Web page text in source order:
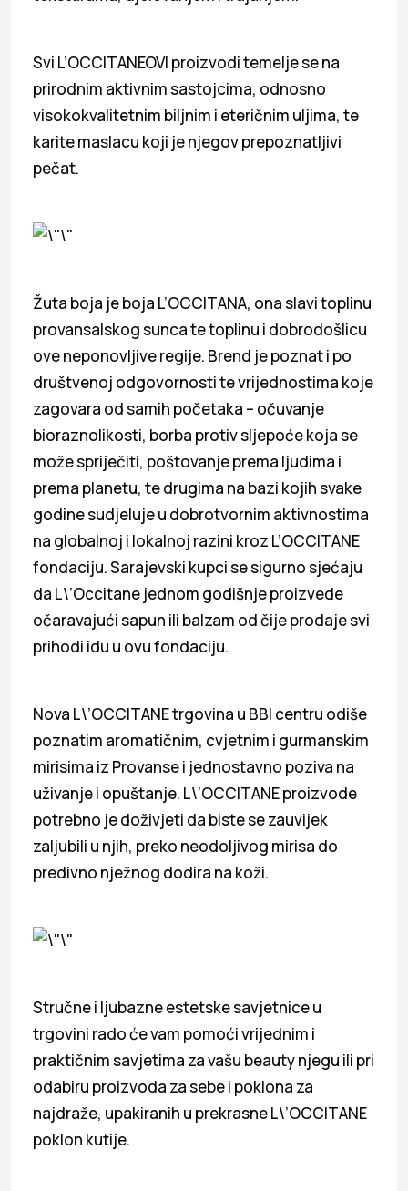
Svi L’OCCITANEOVI proizvodi temelje se na
prirodnim aktivnim sastojcima, odnosno
visokokvalitetnim biljnim i eteričnim uljima, te
karite maslacu koji je njegov prepoznatljivi
pečat.
Žuta boja je boja L’OCCITANA, ona slavi toplinu
provansalskog sunca te toplinu i dobrodošlicu
ove neponovljive regije. Brend je poznat i po
društvenoj odgovornosti te vrijednostima koje
zagovara od samih početaka – očuvanje
bioraznolikosti, borba protiv sljepoće koja se
može spriječiti, poštovanje prema ljudima i
prema planetu, te drugima na bazi kojih svake
godine sudjeluje u dobrotvornim aktivnostima
na globalnoj i lokalnoj razini kroz L’OCCITANE
fondaciju. Sarajevski kupci se sigurno sjećaju
da L\’Occitane jednom godišnje proizvede
očaravajući sapun ili balzam od čije prodaje svi
prihodi idu u ovu fondaciju.
Nova L\’OCCITANE trgovina u BBI centru odiše
poznatim aromatičnim, cvjetnim i gurmanskim
mirisima iz Provanse i jednostavno poziva na
uživanje i opuštanje. L\’OCCITANE proizvode
potrebno je doživjeti da biste se zauvijek
zaljubili u njih, preko neodoljivog mirisa do
predivno nježnog dodira na koži.
Stručne i ljubazne estetske savjetnice u
trgovini rado će vam pomoći vrijednim i
praktičnim savjetima za vašu beauty njegu ili pri
odabiru proizvoda za sebe i poklona za
najdraže, upakiranih u prekrasne L\’OCCITANE
poklon kutije.